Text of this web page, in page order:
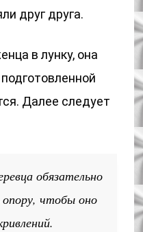
друг друга.
в лунку, она
Далее следует
обязательно
опору, чтобы оно